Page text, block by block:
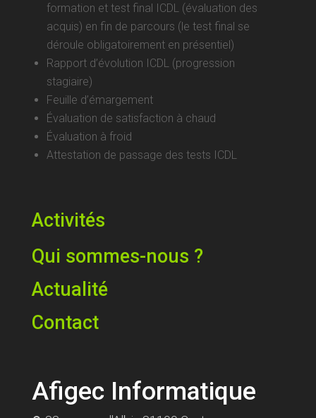
formation et test final ICDL (évaluation des
acquis) en fin de parcours (le test final se
déroule obligatoirement en présentiel)
Rapport d’évolution ICDL (progression
stagiaire)
Feuille d’émargement
Évaluation de satisfaction à chaud
Évaluation à froid
Attestation de passage des tests ICDL
Activités
Qui sommes-nous ?
Actualité
Contact
Afigec Informatique